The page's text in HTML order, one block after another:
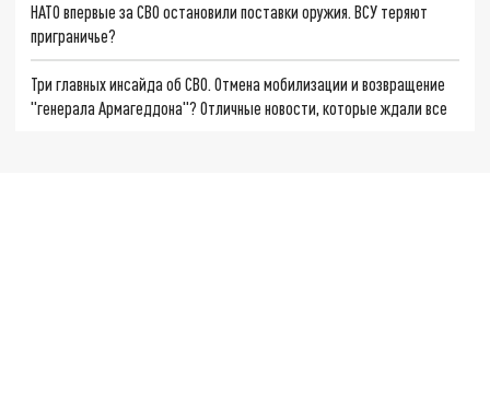
НАТО впервые за СВО остановили поставки оружия. ВСУ теряют
приграничье?
Три главных инсайда об СВО. Отмена мобилизации и возвращение
"генерала Армагеддона"? Отличные новости, которые ждали все